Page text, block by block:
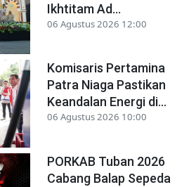
Ikhtitam Ad...
06 Agustus 2026 12:00
Komisaris Pertamina
Patra Niaga Pastikan
Keandalan Energi di...
06 Agustus 2026 10:00
PORKAB Tuban 2026
Cabang Balap Sepeda